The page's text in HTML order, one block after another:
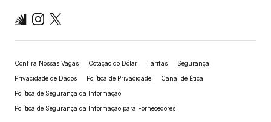
Inter Instagram
X
Confira Nossas Vagas Cotação do Dólar Tarifas Segurança
Privacidade de Dados Política de Privacidade Canal de Ética
Política de Segurança da Informação
Política de Segurança da Informação para Fornecedores